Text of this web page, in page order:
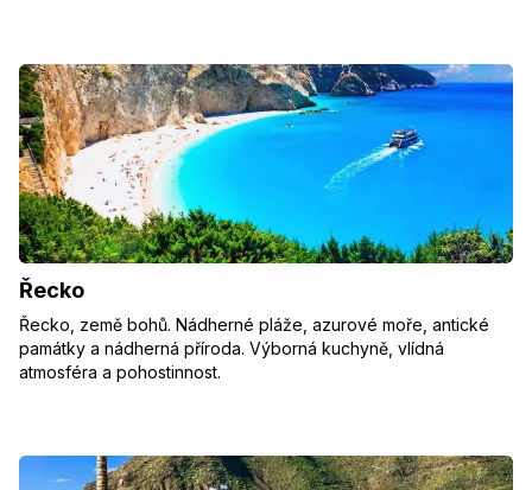
Řecko
Řecko, země bohů. Nádherné pláže, azurové moře, antické
památky a nádherná příroda. Výborná kuchyně, vlídná
atmosféra a pohostinnost.